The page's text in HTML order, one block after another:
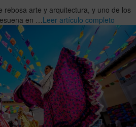
rebosa arte y arquitectura, y uno de los
en …Leer artículo completo